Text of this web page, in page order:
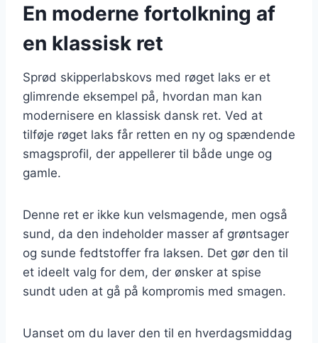
En moderne fortolkning af
en klassisk ret
Sprød skipperlabskovs med røget laks er et
glimrende eksempel på, hvordan man kan
modernisere en klassisk dansk ret. Ved at
tilføje røget laks får retten en ny og spændende
smagsprofil, der appellerer til både unge og
gamle.
Denne ret er ikke kun velsmagende, men også
sund, da den indeholder masser af grøntsager
og sunde fedtstoffer fra laksen. Det gør den til
et ideelt valg for dem, der ønsker at spise
sundt uden at gå på kompromis med smagen.
Uanset om du laver den til en hverdagsmiddag